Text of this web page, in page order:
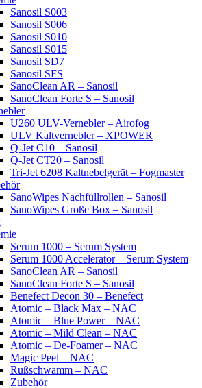
Sanosil S003
Sanosil S006
Sanosil S010
Sanosil S015
Sanosil SD7
Sanosil SFS
SanoClean AR – Sanosil
SanoClean Forte S – Sanosil
U260 ULV-Vernebler – Airofog
ULV Kaltvernebler – XPOWER
Q-Jet C10 – Sanosil
Q-Jet CT20 – Sanosil
Tri-Jet 6208 Kaltnebelgerät – Fogmaster
SanoWipes Nachfüllrollen – Sanosil
SanoWipes Große Box – Sanosil
Serum 1000 – Serum System
Serum 1000 Accelerator – Serum System
SanoClean AR – Sanosil
SanoClean Forte S – Sanosil
Benefect Decon 30 – Benefect
Atomic – Black Max – NAC
Atomic – Blue Power – NAC
Atomic – Mild Clean – NAC
Atomic – De-Foamer – NAC
Magic Peel – NAC
Rußschwamm – NAC
Zubehör